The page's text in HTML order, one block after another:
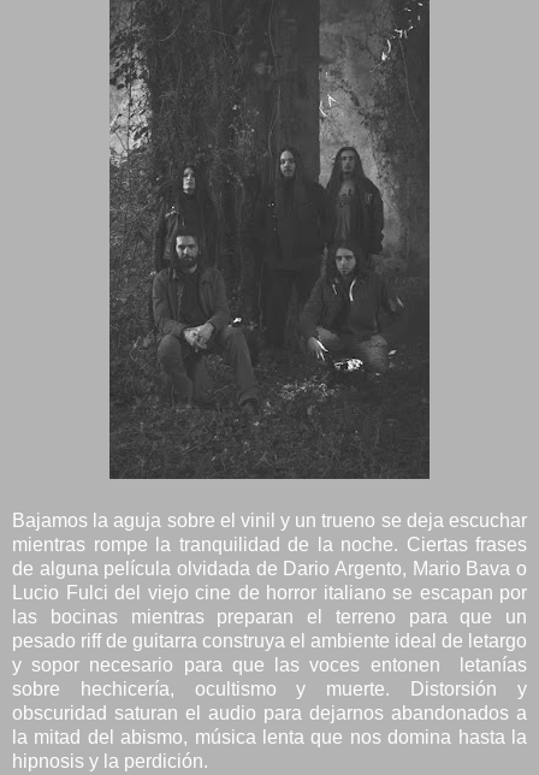
Bajamos la aguja sobre el vinil y un trueno se deja escuchar
mientras rompe la tranquilidad de la noche. Ciertas frases
de alguna película olvidada de Dario Argento, Mario Bava o
Lucio Fulci del viejo cine de horror italiano se escapan por
las bocinas mientras preparan el terreno para que un
pesado riff de guitarra construya el ambiente ideal de letargo
y sopor necesario para que las voces entonen letanías
sobre hechicería, ocultismo y muerte. Distorsión y
obscuridad saturan el audio para dejarnos abandonados a
la mitad del abismo, música lenta que nos domina hasta la
hipnosis y la perdición.